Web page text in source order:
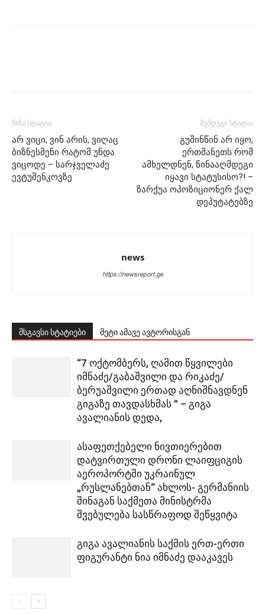
წინა სტატია
არ ვიცი, ვინ არის, ვიღაც
ბიზნესმენი რატომ უნდა
ვიცოდე – სარჯველაძე
ევტუშენკოვზე
შემდეგი სტატია
გუშინწინ არ იყო,
ერთმანეთს რომ
ამხელდნენ, წინააღმდეგი
იყავი სტატუსისო?! –
ზარქუა ოპოზიციონერ ქალ
დეპუტატებზე
news
https://newsreport.ge
მსგავსი სტატიები მეტი ამავე ავტორისგან
“7 ოქტომბერს, ღამით წყვილები
იმნაძე/გაბაშვილი და რიკაძე/
ბერუაშვილი ერთად აღნიშნავდნენ
გიგაზე თავდასხმას ” – გიგა
ავალიანის დედა,
ასაფეთქებელი ნივთიერებით
დატვირთული დრონი ლაიფციგის
აეროპორტში უკრაინულ
„რუსლანებთან“ ახლოს- გერმანიის
შინაგან საქმეთა მინისტრმა
შვებულება სასწრაფოდ შეწყვიტა
გიგა ავალიანის საქმის ერთ-ერთი
ფიგურანტი ნია იმნაძე დააკავეს